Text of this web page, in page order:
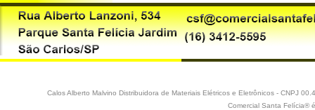
Calos Alberto Malvino Distribuidora de Materiais Elétricos e Eletrônicos - CNPJ
Comercial Santa Felícia®